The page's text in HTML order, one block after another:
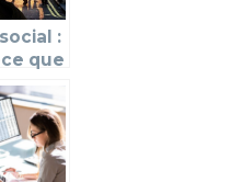
:
que
à quoi
?